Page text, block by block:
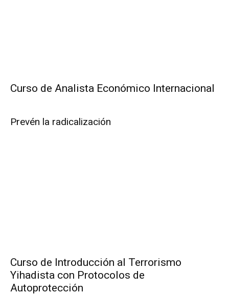
Curso de Analista Económico Internacional
Prevén la radicalización
Curso de Introducción al Terrorismo
Yihadista con Protocolos de
Autoprotección